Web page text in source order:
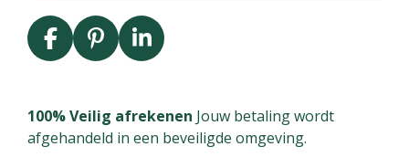
F
a
e
b
P
i
t
e
L
i
k
e
100% Veilig afrekenen Jouw betaling wordt
afgehandeld in een beveiligde omgeving.